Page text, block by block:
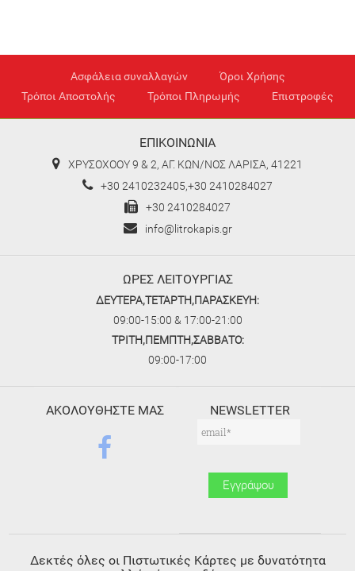
Ασφάλεια συναλλαγών
Όροι Χρήσης
Τρόποι Αποστολής
Τρόποι Πληρωμής Επιστροφές
ΕΠΙΚΟΙΝΩΝΙΑ
ΧΡΥΣΟΧΟΟΥ 9 & 2, ΑΓ. ΚΩΝ/ΝΟΣ ΛΑΡΙΣΑ, 41221
+30 2410232405,+30 2410284027
+30 2410284027
info@litrokapis.gr
ΩΡΕΣ ΛΕΙΤΟΥΡΓΙΑΣ
ΔΕΥΤΕΡΑ,ΤΕΤΑΡΤΗ,ΠΑΡΑΣΚΕΥΗ:
09:00-15:00 & 17:00-21:00
ΤΡΙΤΗ,ΠΕΜΠΤΗ,ΣΑΒΒΑΤΟ:
09:00-17:00
ΑΚΟΛΟΥΘΗΣΤΕ ΜΑΣ NEWSLETTER
Δεκτές όλες οι Πιστωτικές Κάρτες με δυνατότητα